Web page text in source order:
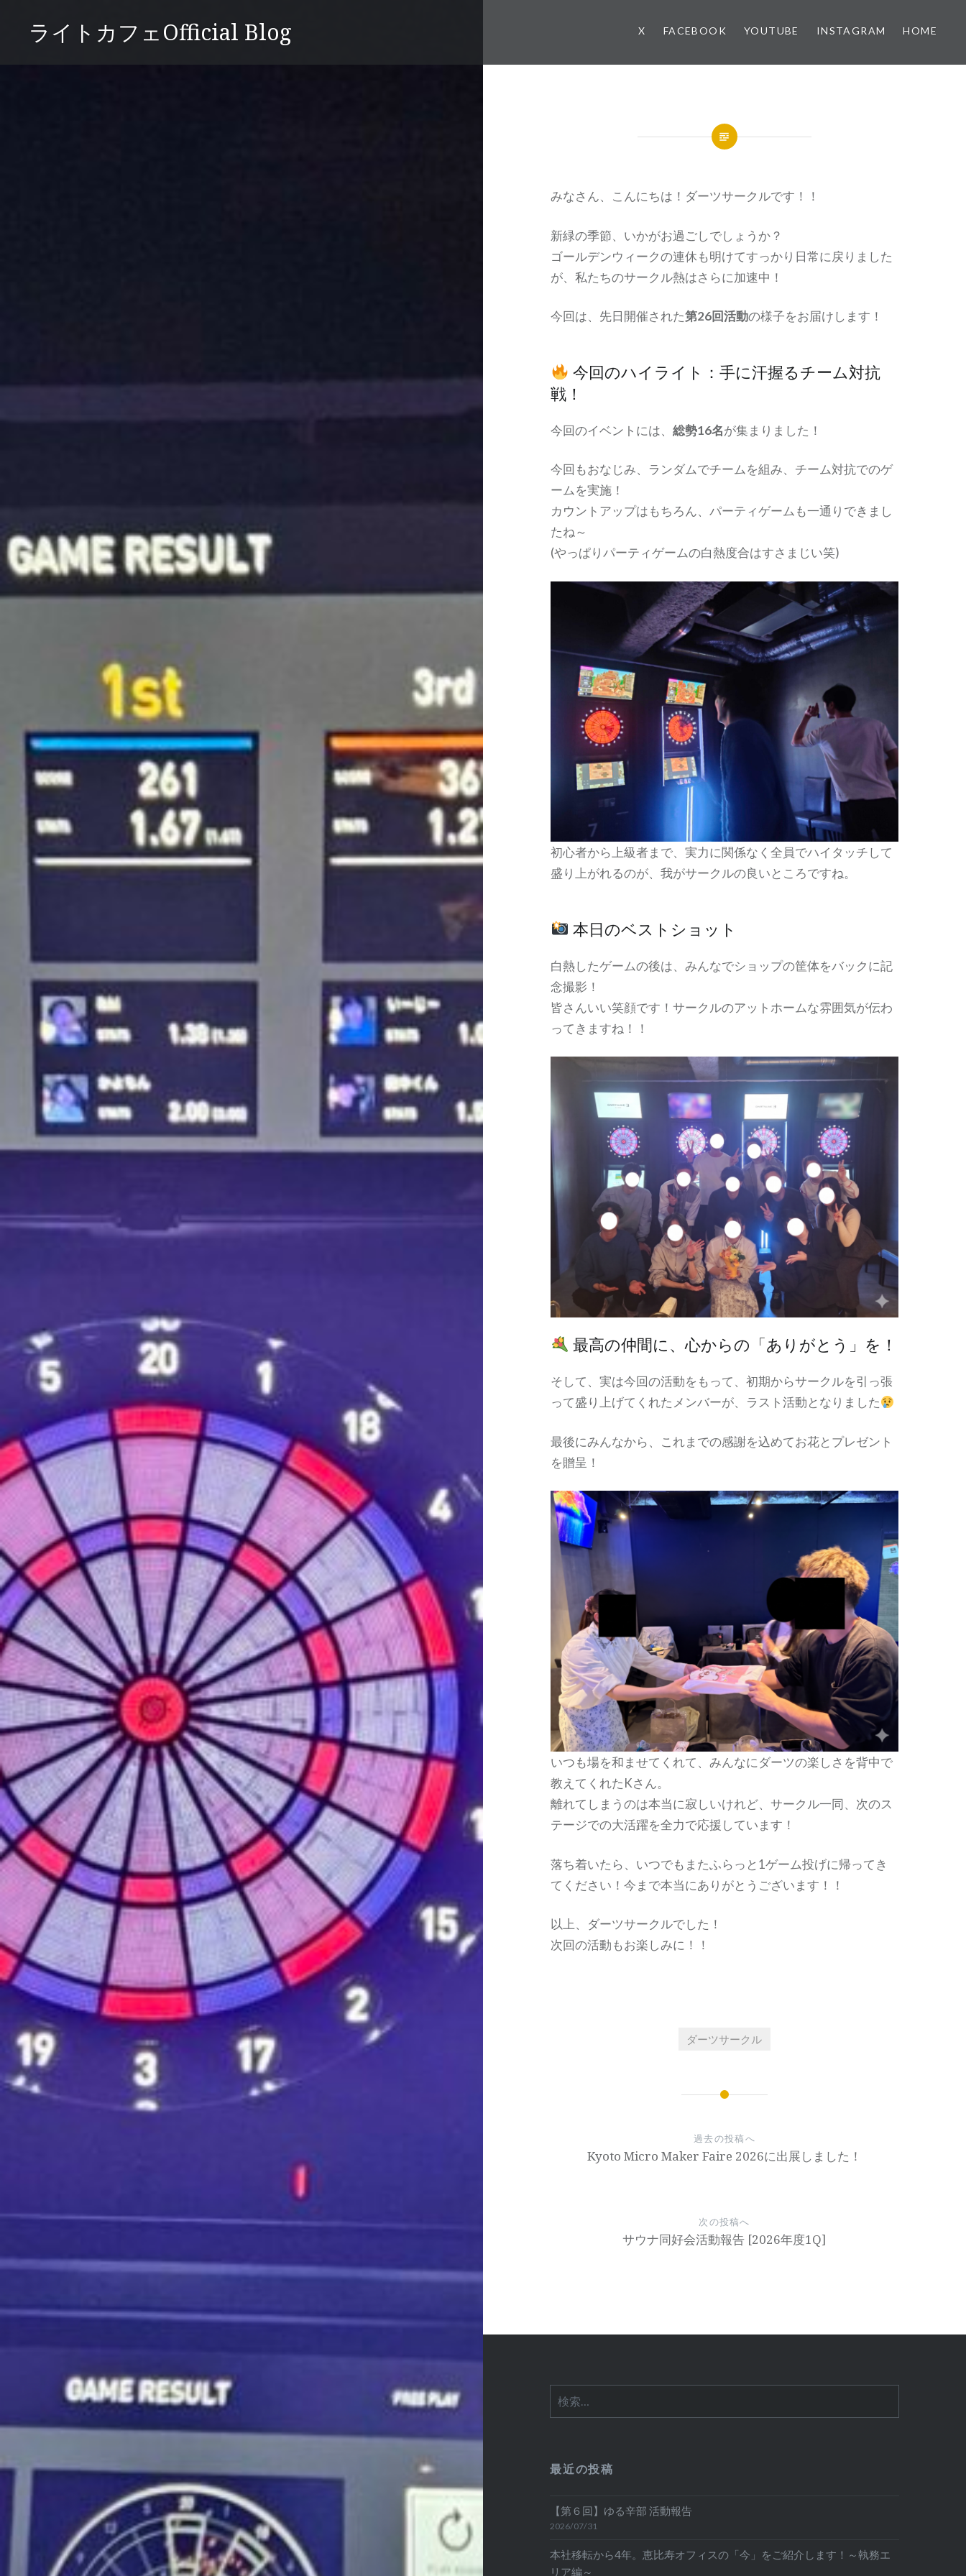
ライトカフェOfficial Blog X FACEBOOK YOUTUBE INSTAGRAM HOME
みなさん、こんにちは！ダーツサークルです！！
新緑の季節、いかがお過ごしでしょうか？
ゴールデンウィークの連休も明けてすっかり日常に戻りました
が、私たちのサークル熱はさらに加速中！
今回は、先日開催された第26回活動の様子をお届けします！
今回のハイライト：手に汗握るチーム対抗
戦！
今回のイベントには、総勢16名が集まりました！
今回もおなじみ、ランダムでチームを組み、チーム対抗でのゲ
ームを実施！
カウントアップはもちろん、パーティゲームも一通りできまし
たね～
(やっぱりパーティゲームの白熱度合はすさまじい笑)
初心者から上級者まで、実力に関係なく全員でハイタッチして
盛り上がれるのが、我がサークルの良いところですね。
本日のベストショット
白熱したゲームの後は、みんなでショップの筐体をバックに記
念撮影！
皆さんいい笑顔です！サークルのアットホームな雰囲気が伝わ
ってきますね！！
最高の仲間に、心からの「ありがとう」を！
そして、実は今回の活動をもって、初期からサークルを引っ張
って盛り上げてくれたメンバーが、ラスト活動となりました
最後にみんなから、これまでの感謝を込めてお花とプレゼント
を贈呈！
いつも場を和ませてくれて、みんなにダーツの楽しさを背中で
教えてくれたKさん。
離れてしまうのは本当に寂しいけれど、サークル一同、次のス
テージでの大活躍を全力で応援しています！
落ち着いたら、いつでもまたふらっと1ゲーム投げに帰ってき
てください！今まで本当にありがとうございます！！
以上、ダーツサークルでした！
次回の活動もお楽しみに！！
ダーツサークル
ョ
過去の投稿へ
Kyoto Micro Maker Faire 2026に出展しました！
次の投稿へ
サウナ同好会活動報告 [2026年度1Q]
索:
最近の投稿
【第６回】ゆる辛部 活動報告
2026/07/31
本社移転から4年。恵比寿オフィスの「今」をご紹介します！～執務エ
リア編～